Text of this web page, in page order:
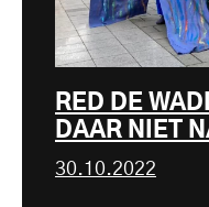
RED DE
DAAR NIET
30.10.2022